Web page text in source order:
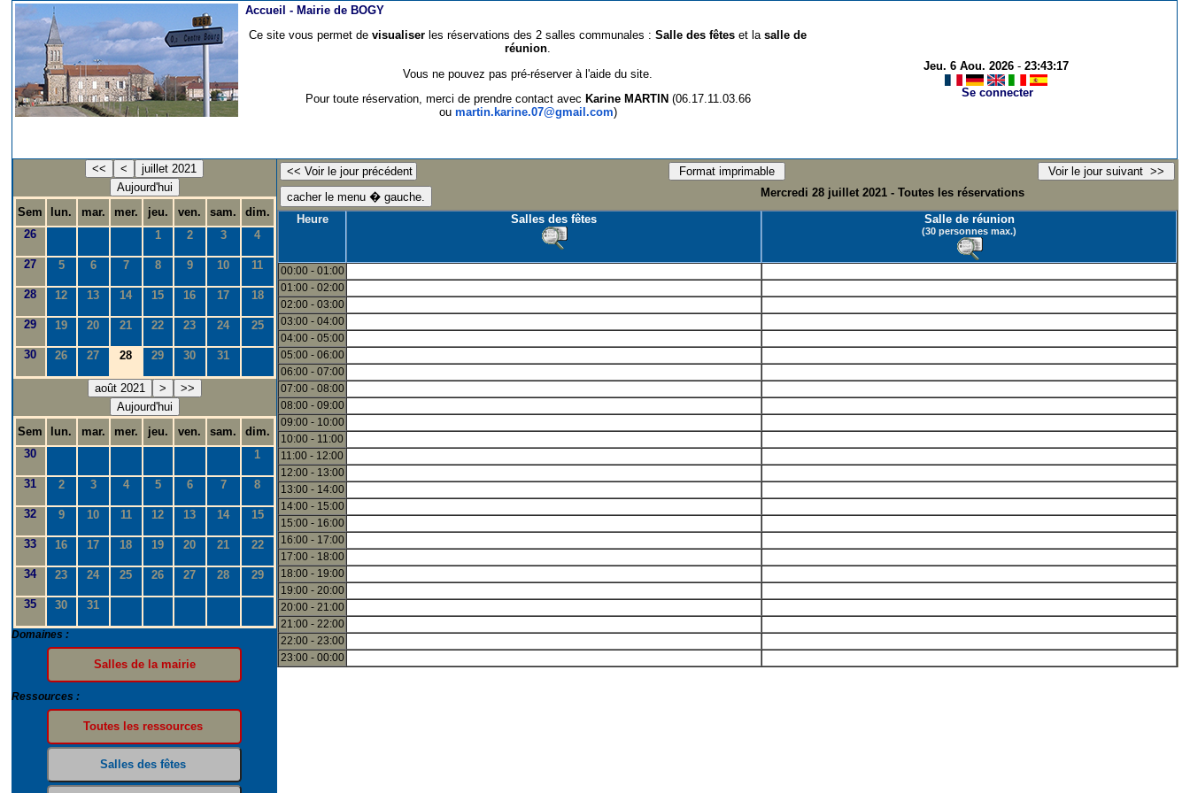
Accueil - Mairie de BOGY
Ce site vous permet devisualiser les réservations des 2 salles communales :Salle des fêtes et lasalle de
réunion.
Vous ne pouvez pas pré-réserver à l'aide du site.
Pour toute réservation, merci de prendre contact avec Karine MARTIN (06.17.11.03.66
ou martin.karine.07@gmail.com)
Jeu. 6 Aou. 2026- 23:43:17
Se connecter
<< <
juillet 2021
Aujourd'hui
Sem
lun. mar. mer. jeu. ven. sam.
dim.
26
1 2 3 4
27 5 6 7 8 9 10 11
28 12 13 14 15 16 17 18
29 19 20 21 22 23 24 25
30 26 27 28 29 30 31
août 2021 >
>>
Aujourd'hui
Sem
lun. mar. mer. jeu. ven. sam.
dim.
30
1
31 2 3 4 5 6 7 8
32 9 10 11 12 13 14 15
33 16 17 18 19 20 21 22
34 23 24 25 26 27 28 29
35 30 31
Domaines :
Ressources :
Mercredi 28 juillet 2021 - Toutes les réservations
Heure
Salles des fêtes Salle de réunion
(30 personnes max.)
00:00 - 01:00
01:00 - 02:00
02:00 - 03:00
03:00 - 04:00
04:00 - 05:00
05:00 - 06:00
06:00 - 07:00
07:00 - 08:00
08:00 - 09:00
09:00 - 10:00
10:00 - 11:00
11:00 - 12:00
12:00 - 13:00
13:00 - 14:00
14:00 - 15:00
15:00 - 16:00
16:00 - 17:00
17:00 - 18:00
18:00 - 19:00
19:00 - 20:00
20:00 - 21:00
21:00 - 22:00
22:00 - 23:00
23:00 - 00:00